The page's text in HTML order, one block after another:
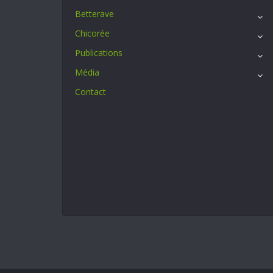
Betterave
Chicorée
Publications
Média
Contact